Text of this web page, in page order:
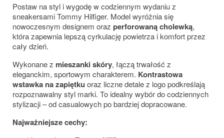
Postaw na styl i wygodę w codziennym wydaniu z
sneakersamiTommy Hilfiger. Model wyróżnia się
nowoczesnym designem oraz perforowaną cholewką,
która zapewnia lepszą cyrkulację powietrza i komfort przez
cały dzień.
Wykonane z mieszanki skóry, łączą trwałość z
eleganckim, sportowym charakterem. Kontrastowa
wstawka na zapiętku oraz liczne detale z logo podkreślają
rozpoznawalny styl marki. To idealny wybór do codziennych
stylizacji – od casualowych po bardziej dopracowane.
Najważniejsze cechy: